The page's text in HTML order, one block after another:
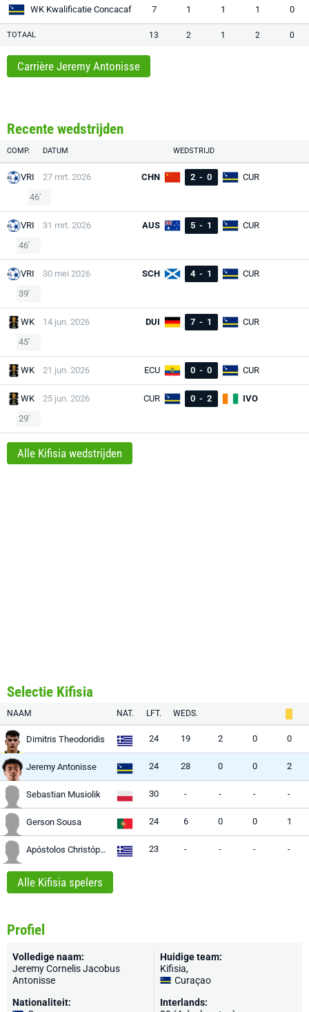
WK Kwalificatie Concacaf 7 1 1 1 0
TOTAAL 13 2 1 2 0
Carrière Jeremy Antonisse
Recente wedstrijden
COMP. DATUM WEDSTRIJD
VRI 27 mrt. 2026 CHN 2 - 0
CUR
46'
VRI 31 mrt. 2026 AUS 5 - 1
CUR
46'
VRI 30 mei 2026 SCH 4 - 1
CUR
39'
WK 14 jun. 2026 DUI 7 - 1
CUR
45'
WK 21 jun. 2026 ECU 0 - 0 CUR
WK 25 jun. 2026 CUR 0 - 2
IVO
29'
Alle Kifisia wedstrijden
Selectie Kifisia
NAAM NAT. LFT. WEDS.
Dimitris Theodoridis 24 19 2 0 0
Jeremy Antonisse 24 28 0 0 2
Sebastian Musiolik 30 - - - -
Gerson Sousa 24 6 0 0 1
Apóstolos Christópoulos 23 - - - -
Alle Kifisia spelers
Profiel
Volledige naam:
Jeremy Cornelis Jacobus
Antonisse
Nationaliteit:
Huidige team:
Kifisia,
Curaçao
Interlands: